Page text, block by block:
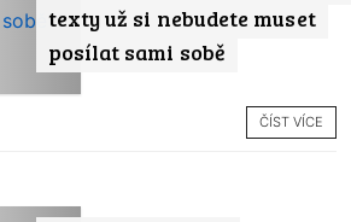
texty už si nebudete muset
posílat sami sobě
ČÍST VÍCE